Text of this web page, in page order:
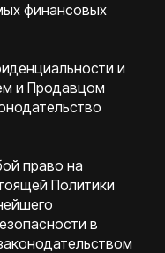
финансовых
и
и Продавцом
право на
Политики
в